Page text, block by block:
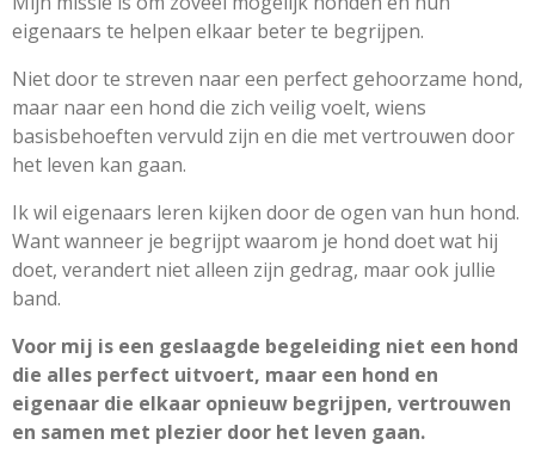
eigenaars te helpen elkaar beter te begrijpen.
Niet door te streven naar een perfect gehoorzame hond,
maar naar een hond die zich veilig voelt, wiens
basisbehoeften vervuld zijn en die met vertrouwen door
het leven kan gaan.
Ik wil eigenaars leren kijken door de ogen van hun hond.
Want wanneer je begrijpt waarom je hond doet wat hij
doet, verandert niet alleen zijn gedrag, maar ook jullie
band.
Voor mij is een geslaagde begeleiding niet een hond
die alles perfect uitvoert, maar een hond en
eigenaar die elkaar opnieuw begrijpen, vertrouwen
en samen met plezier door het leven gaan.